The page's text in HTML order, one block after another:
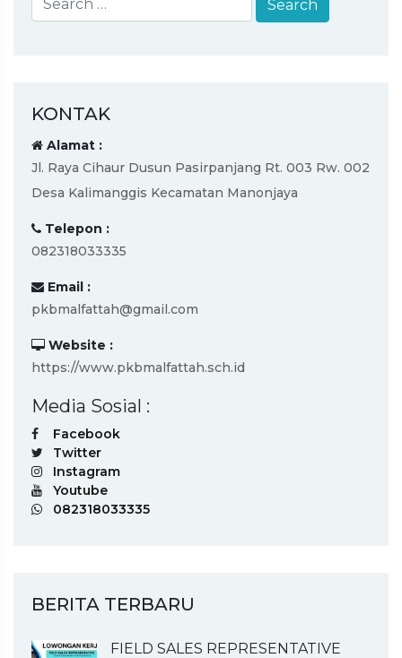
KONTAK
Alamat :
Jl. Raya Cihaur Dusun Pasirpanjang Rt. 003 Rw. 002
Desa Kalimanggis Kecamatan Manonjaya
Telepon :
082318033335
Email :
pkbmalfattah@gmail.com
Website :
https://www.pkbmalfattah.sch.id
Media Sosial :
Facebook
Twitter
Instagram
Youtube
082318033335
BERITA TERBARU
FIELD SALES REPRESENTATIVE